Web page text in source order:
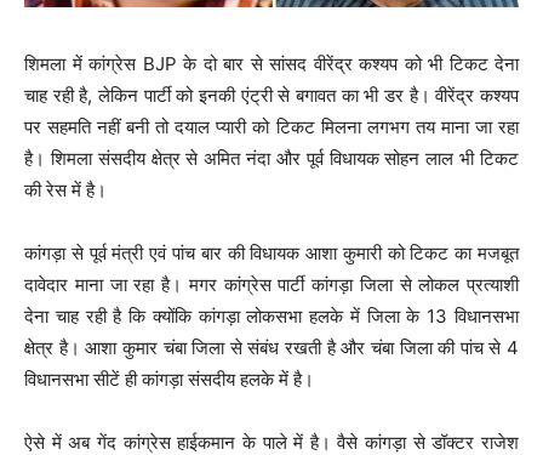
शिमला में कांग्रेस BJP के दो बार से सांसद वीरेंद्र कश्यप को भी टिकट देना
चाह रही है, लेकिन पार्टी को इनकी एंट्री से बगावत का भी डर है। वीरेंद्र कश्यप
पर सहमति नहीं बनी तो दयाल प्यारी को टिकट मिलना लगभग तय माना जा रहा
है। शिमला संसदीय क्षेत्र से अमित नंदा और पूर्व विधायक सोहन लाल भी टिकट
की रेस में है।
कांगड़ा से पूर्व मंत्री एवं पांच बार की विधायक आशा कुमारी को टिकट का मजबूत
दावेदार माना जा रहा है। मगर कांग्रेस पार्टी कांगड़ा जिला से लोकल प्रत्याशी
देना चाह रही है कि क्योंकि कांगड़ा लोकसभा हलके में जिला के 13 विधानसभा
क्षेत्र है। आशा कुमार चंबा जिला से संबंध रखती है और चंबा जिला की पांच से 4
विधानसभा सीटें ही कांगड़ा संसदीय हलके में है।
ऐसे में अब गेंद कांग्रेस हाईकमान के पाले में है। वैसे कांगड़ा से डॉक्टर राजेश